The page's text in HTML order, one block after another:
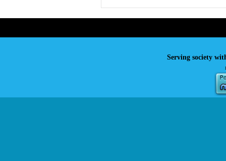
Serving society